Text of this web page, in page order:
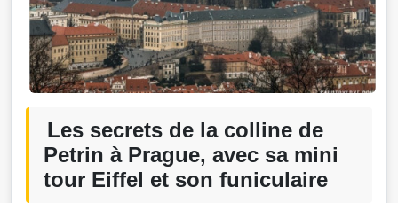
Les secrets de la colline de
Petrin à Prague, avec sa mini
tour Eiffel et son funiculaire